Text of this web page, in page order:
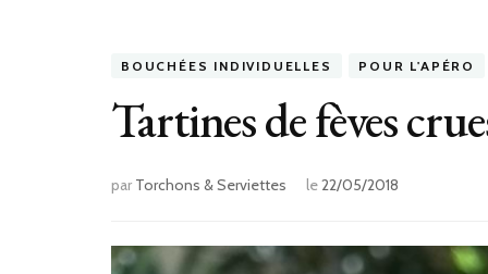
BOUCHÉES INDIVIDUELLES POUR L'APÉRO
Tartines de fèves
par Torchons & Serviettes le22/05/2018